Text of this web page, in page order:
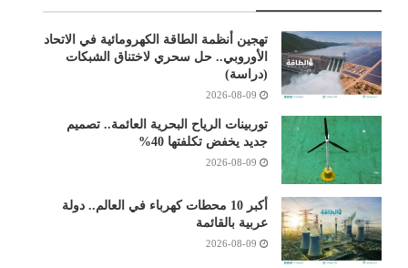
تهجين أنظمة الطاقة الكهرومائية في الاتحاد
الأوروبي.. حل سحري لاختناق الشبكات
(دراسة)
2026-08-09
توربينات الرياح البحرية العائمة.. تصميم
جديد يخفض تكلفتها 40%
2026-08-09
أكبر 10 محطات كهرباء في العالم.. دولة
عربية بالقائمة
2026-08-09